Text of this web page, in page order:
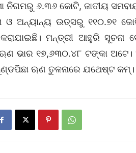
ନିଗମରୁ ୬.୩୬ କୋଟି, ଜାତୀୟ
ଅନ୍ୟାନ୍ୟ ଉତ୍ସରୁ ୧୧୦.୭୧
ମନ୍ତ୍ରୀ ଆହୁରି ସୂଚନା
ଭାର ୧୭,୬୩୦.୪୮ ‌ଟଙ୍କା
ଋଣ ତୁଳନାରେ ଯଥେଷ୍ଟ କମ୍।